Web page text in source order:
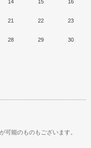
14 15 16
21 22 23
28 29 30
可能のものもございます。